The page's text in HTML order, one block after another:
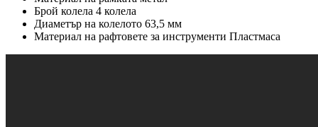
Брой колела 4 колела
Диаметър на колелото 63,5 мм
Материал на рафтовете за инструменти Пластмаса